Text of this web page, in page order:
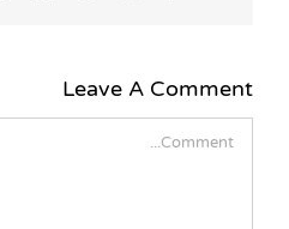
Leave A Comment